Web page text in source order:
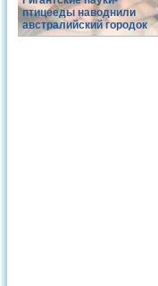
птицееды наводнили
австралийский городок